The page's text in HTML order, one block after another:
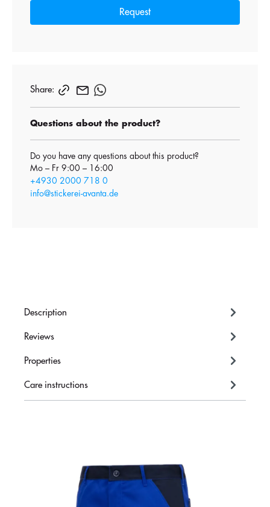
Request
Share:
Questions about the product?
Do you have any questions about this product?
Mo – Fr 9:00 – 16:00
+4930 2000 718 0
info@stickerei-avanta.de
Description
Reviews
Properties
Care instructions